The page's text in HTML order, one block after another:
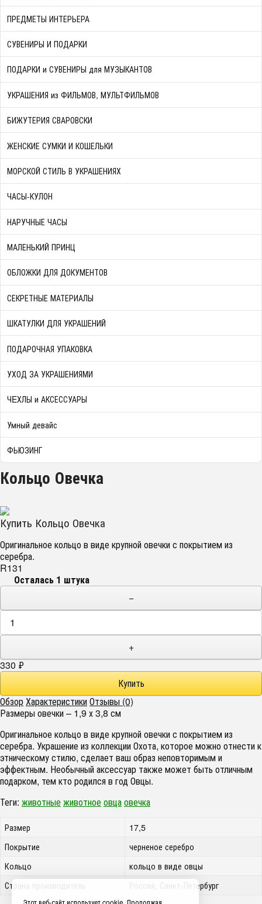
ПРЕДМЕТЫ ИНТЕРЬЕРА
СУВЕНИРЫ И ПОДАРКИ
ПОДАРКИ и СУВЕНИРЫ для МУЗЫКАНТОВ
УКРАШЕНИЯ из ФИЛЬМОВ, МУЛЬТФИЛЬМОВ
БИЖУТЕРИЯ СВАРОВСКИ
ЖЕНСКИЕ СУМКИ И КОШЕЛЬКИ
МОРСКОЙ СТИЛЬ В УКРАШЕНИЯХ
ЧАСЫ-КУЛОН
НАРУЧНЫЕ ЧАСЫ
МАЛЕНЬКИЙ ПРИНЦ
ОБЛОЖКИ ДЛЯ ДОКУМЕНТОВ
СЕКРЕТНЫЕ МАТЕРИАЛЫ
ШКАТУЛКИ ДЛЯ УКРАШЕНИЙ
ПОДАРОЧНАЯ УПАКОВКА
УХОД ЗА УКРАШЕНИЯМИ
ЧEХЛЫ и АКСЕССУАРЫ
Умный девайс
ФЬЮЗИНГ
Кольцо Овечка
Купить Кольцо Овечка
Оригинальное кольцо в виде крупной овечки с покрытием из
серебра.
R131
Осталась 1 штука
−
+
330 ₽
ОбзорХарактеристикиОтзывы (0)
Размеры овечки – 1,9 х 3,8 см
Оригинальное кольцо в виде крупной овечки с покрытием из
серебра. Украшение из коллекции Охота, которое можно отнести к
этническому стилю, сделает ваш образ неповторимым и
эффектным. Необычный аксессуар также может быть отличным
подарком, тем кто родился в год Овцы.
Теги: животныеживотноеовцаовечка
Размер
17,5
Покрытие
черненое серебро
Кольцо
кольцо в виде овцы
Страна производитель
Россия, Санкт-Петербург
Этот веб-сайт использует cookie. Продолжая